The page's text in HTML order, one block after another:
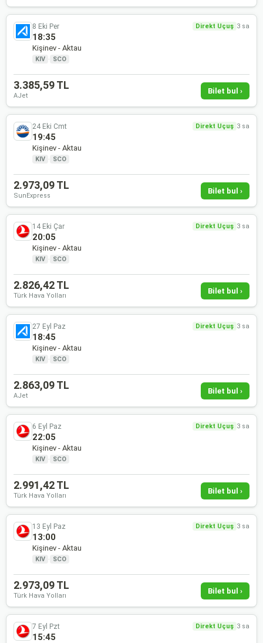
8 Eki Per Direkt Uçuş 3 sa
18:35
Kişinev - Aktau
KIV · SCO
3.385,59 TL
AJet
Bilet bul ›
24 Eki Cmt Direkt Uçuş 3 sa
19:45
Kişinev - Aktau
KIV · SCO
2.973,09 TL
SunExpress
Bilet bul ›
14 Eki Çar Direkt Uçuş 3 sa
20:05
Kişinev - Aktau
KIV · SCO
2.826,42 TL
Türk Hava Yolları
Bilet bul ›
27 Eyl Paz Direkt Uçuş 3 sa
18:45
Kişinev - Aktau
KIV · SCO
2.863,09 TL
AJet
Bilet bul ›
6 Eyl Paz Direkt Uçuş 3 sa
22:05
Kişinev - Aktau
KIV · SCO
2.991,42 TL
Türk Hava Yolları
Bilet bul ›
13 Eyl Paz Direkt Uçuş 3 sa
13:00
Kişinev - Aktau
KIV · SCO
2.973,09 TL
Türk Hava Yolları
Bilet bul ›
7 Eyl Pzt Direkt Uçuş 3 sa
15:45